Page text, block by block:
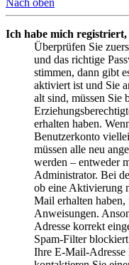
Nach oben
Ich habe mich
Überprüfen Sie
und das richtige
stimmen, dann gibt
aktiviert ist und Sie
alt sind, müssen Sie
erhalten haben.
Benutzerkonto
müssen alle neu
werden – entweder
Administrator. Bei
ob eine Aktivierung
Mail erhalten haben,
Anweisungen.
Adresse korrekt
Spam-Filter
Ihre E-Mail-Adresse